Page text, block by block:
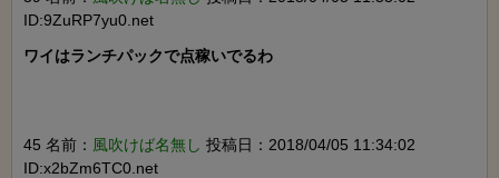
ID:9ZuRP7yu0.net
ワイはランチパックで点稼いでるわ
45 名前： 風吹けば名無し 投稿日：2018/04/05 11:34:02
ID:x2bZm6TC0.net